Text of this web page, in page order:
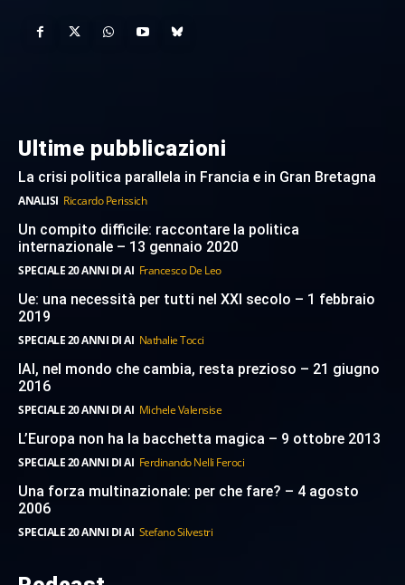
Ultime pubblicazioni
La crisi politica parallela in Francia e in Gran Bretagna
ANALISI Riccardo Perissich
Un compito difficile: raccontare la politica
internazionale – 13 gennaio 2020
SPECIALE 20 ANNI DI AI Francesco De Leo
Ue: una necessità per tutti nel XXI secolo – 1 febbraio
2019
SPECIALE 20 ANNI DI AI Nathalie Tocci
IAI, nel mondo che cambia, resta prezioso – 21 giugno
2016
SPECIALE 20 ANNI DI AI Michele Valensise
L’Europa non ha la bacchetta magica – 9 ottobre 2013
SPECIALE 20 ANNI DI AI Ferdinando Nelli Feroci
Una forza multinazionale: per che fare? – 4 agosto
2006
SPECIALE 20 ANNI DI AI Stefano Silvestri